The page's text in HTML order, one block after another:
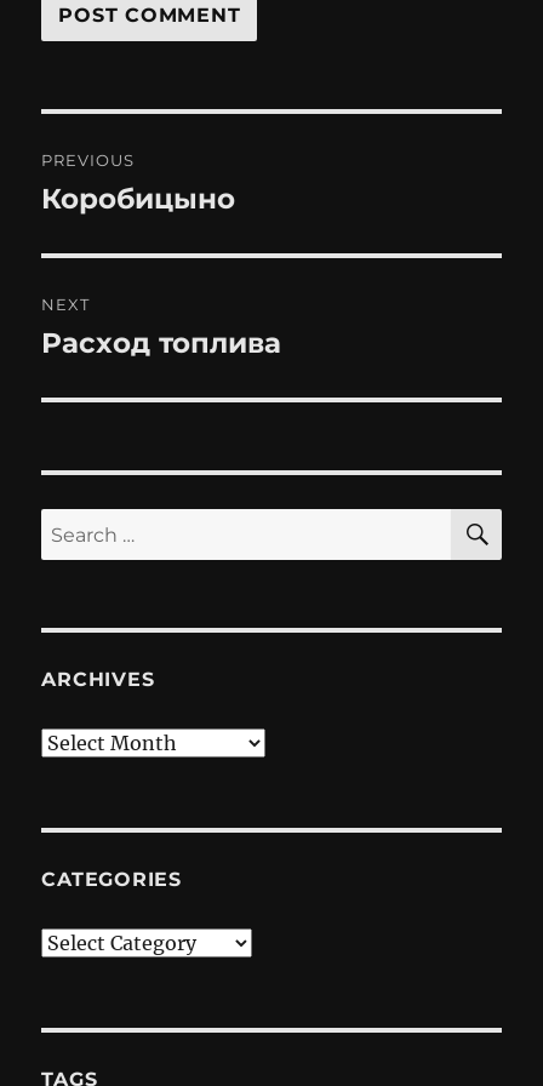
navigation
PREVIOUS
Previous
Коробицыно
NEXT
Next
Расход топлива
Search
for:
ARCHIVES
Archives
CATEGORIES
Categories
TAGS